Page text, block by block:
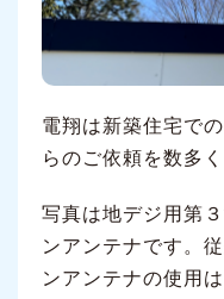
電翔は新築住宅で
らのご依頼を数多
写真は地デジ用第
ンアンテナです。
ンアンテナの使用